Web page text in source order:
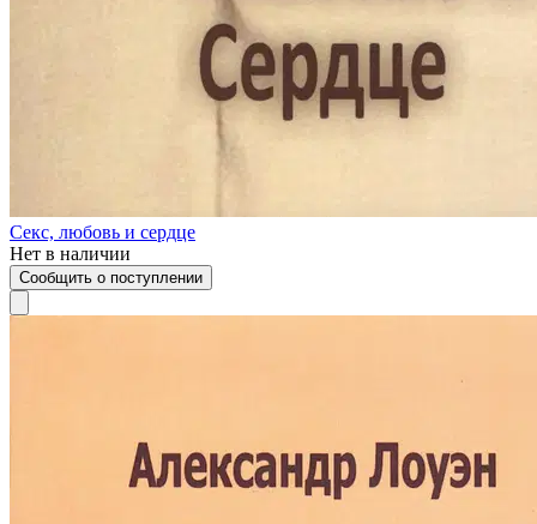
Секс, любовь и сердце
Нет в наличии
Сообщить о поступлении